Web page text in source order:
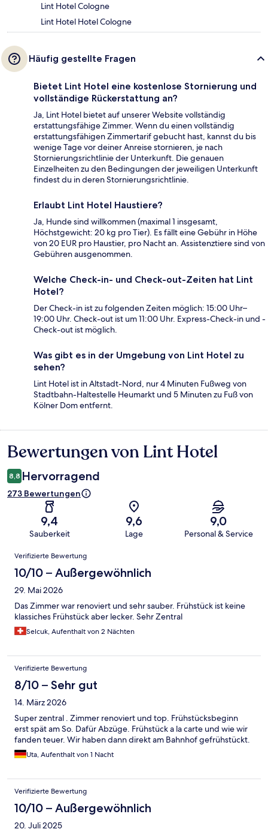
Lint Hotel Cologne
Lint Hotel Hotel Cologne
Häufig gestellte Fragen
Bietet Lint Hotel eine kostenlose Stornierung und
vollständige Rückerstattung an?
Ja, Lint Hotel bietet auf unserer Website vollständig
erstattungsfähige Zimmer. Wenn du einen vollständig
erstattungsfähigen Zimmertarif gebucht hast, kannst du bis
wenige Tage vor deiner Anreise stornieren, je nach
Stornierungsrichtlinie der Unterkunft. Die genauen
Einzelheiten zu den Bedingungen der jeweiligen Unterkunft
findest du in deren Stornierungsrichtlinie.
Erlaubt Lint Hotel Haustiere?
Ja, Hunde sind willkommen (maximal 1 insgesamt,
Höchstgewicht: 20 kg pro Tier). Es fällt eine Gebühr in Höhe
von 20 EUR pro Haustier, pro Nacht an. Assistenztiere sind von
Gebühren ausgenommen.
Welche Check-in- und Check-out-Zeiten hat Lint
Hotel?
Der Check-in ist zu folgenden Zeiten möglich: 15:00 Uhr–
19:00 Uhr. Check-out ist um 11:00 Uhr. Express-Check-in und -
Check-out ist möglich.
Was gibt es in der Umgebung von Lint Hotel zu
sehen?
Lint Hotel ist in Altstadt-Nord, nur 4 Minuten Fußweg von
Stadtbahn-Haltestelle Heumarkt und 5 Minuten zu Fuß von
Kölner Dom entfernt.
Bewertungen
Bewertungen von Lint Hotel
8,8 Hervorragend
273 Bewertungen
9,4
Sauberkeit
9,6
Lage
9,0
Personal & Service
Bewertungen
Verifizierte Bewertung
10/10 – Außergewöhnlich
29. Mai 2026
Das Zimmer war renoviert und sehr sauber. Frühstück ist keine
klassiches Frühstück aber lecker. Sehr Zentral
Selcuk, Aufenthalt von 2 Nächten
Verifizierte Bewertung
8/10 – Sehr gut
14. März 2026
Super zentral . Zimmer renoviert und top. Frühstücksbeginn
erst spät am So. Dafür Abzüge. Frühstück a la carte und wie wir
fanden teuer. Wir haben dann direkt am Bahnhof gefrühstückt.
Uta, Aufenthalt von 1 Nacht
Verifizierte Bewertung
10/10 – Außergewöhnlich
20. Juli 2025